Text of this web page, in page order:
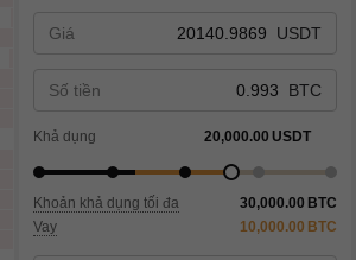
Giá USDT
Số tiền BTC
Khả dụng 20,000.00 USDT
Khoản khả dụng tối đa 30,000.00 BTC
Vay
10,000.00 BTC